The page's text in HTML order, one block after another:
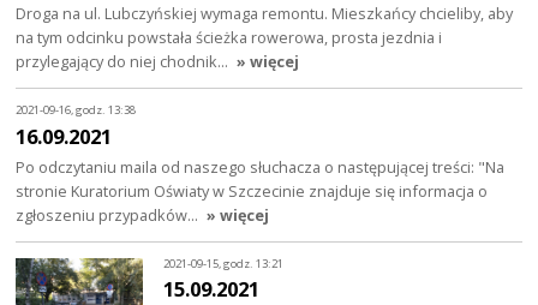
Droga na ul. Lubczyńskiej wymaga remontu. Mieszkańcy chcieliby, aby
na tym odcinku powstała ścieżka rowerowa, prosta jezdnia i
przylegający do niej chodnik… » więcej
2021-09-16, godz. 13:38
16.09.2021
Po odczytaniu maila od naszego słuchacza o następującej treści: "Na
stronie Kuratorium Oświaty w Szczecinie znajduje się informacja o
zgłoszeniu przypadków… » więcej
2021-09-15, godz. 13:21
15.09.2021